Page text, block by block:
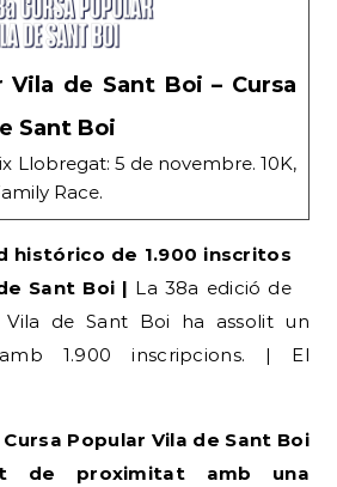
Vila de Sant Boi – Cursa
Sant Boi
Llobregat: 5 de novembre. 10K,
Race.
histórico de 1.900 inscritos
Sant Boi | La 38a edició de
Vila de Sant Boi ha assolit un
1.900 inscripcions. | El
Popular Vila de Sant Boi
de proximitat amb una